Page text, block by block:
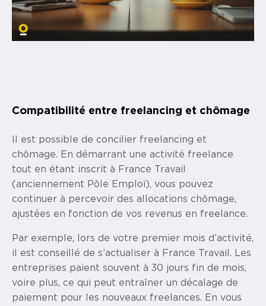
Compatibilité entre freelancing et chômage
Il est possible de concilier freelancing et
chômage. En démarrant une activité freelance
tout en étant inscrit à France Travail
(anciennement Pôle Emploi), vous pouvez
continuer à percevoir des allocations chômage,
ajustées en fonction de vos revenus en freelance.
Par exemple, lors de votre premier mois d’activité,
il est conseillé de s’actualiser à France Travail. Les
entreprises paient souvent à 30 jours fin de mois,
voire plus, ce qui peut entraîner un décalage de
paiement pour les nouveaux freelances. En vous